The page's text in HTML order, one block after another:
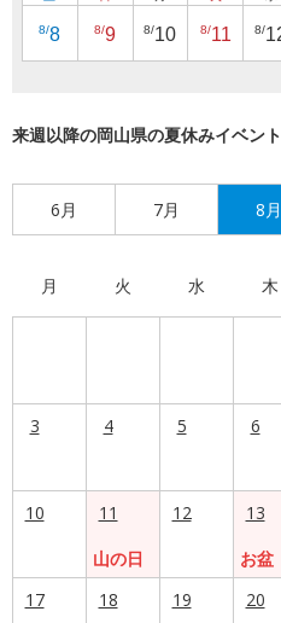
8/8 8/9 8/10 8/11 8/
来週以降の岡山県の夏休みイベン
6月 7月 8月
月 火 水 木
3 4 5 6
10
11
山の日
12
13
お盆
17
18 19 20